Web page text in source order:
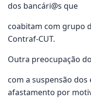
dos bancári@s que
coabitam com grupo
Contraf-CUT.
Outra preocupação
com a suspensão
afastamento por